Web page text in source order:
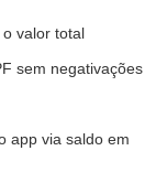
valor total
sem negativações
app via saldo em